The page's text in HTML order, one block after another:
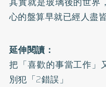
心的盤算早就已經人盡皆
延伸閱讀：
把「喜歡的事當工作」
別犯「2錯誤」